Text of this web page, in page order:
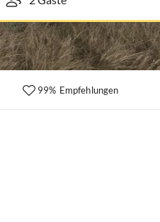
99% Empfehlungen